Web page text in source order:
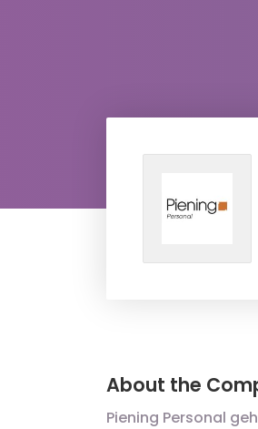
About the
Piening Personal